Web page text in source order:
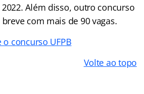
Além disso, outro concurso
com mais de 90 vagas.
concurso UFPB
Volte ao topo